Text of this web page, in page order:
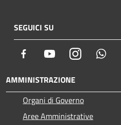
SEGUICI SU
Facebook YoutubeInstagram
AMMINISTRAZIONE
Organi di Governo
Aree Amministrative